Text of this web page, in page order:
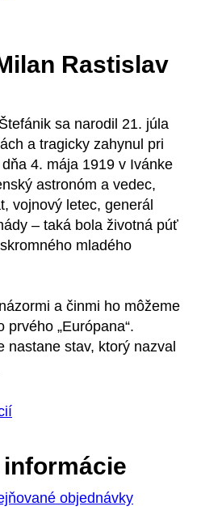
Rastislav
sa narodil 21. júla
a tragicky zahynul pri
4. mája 1919 v Ivánke
astronóm a vedec,
vojnový letec, generál
– taká bola životná púť
mladého
a činmi ho môžeme
„Európana“.
nastane stav, ktorý nazval
objednávky